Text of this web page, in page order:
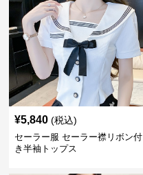
¥5,840 (税込)
セーラー服 セーラー襟リボン付
き半袖トップス